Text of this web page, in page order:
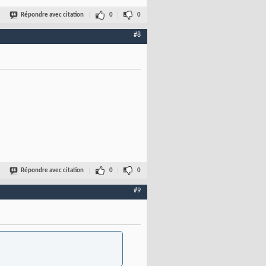
Répondre avec citation 0 0
#8
Répondre avec citation 0 0
#9